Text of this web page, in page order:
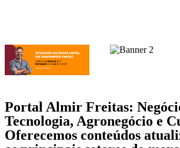
Portal Almir Freitas:
Tecnologia, Agronegócio e
Oferecemos conteúdos